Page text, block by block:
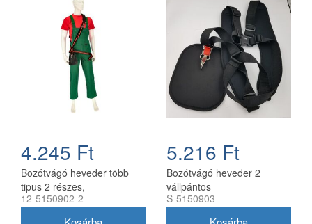
4.245 Ft
Bozótvágó heveder több
tipus 2 részes,
combvédővel utángyártott
12-5150902-2
5.216 Ft
Bozótvágó heveder 2
vállpántos
S-5150903